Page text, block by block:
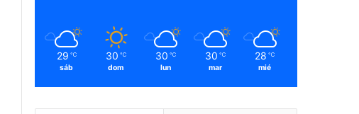
29 ℃
sáb
30 ℃
dom
30 ℃
lun
30 ℃
mar
28 ℃
mié